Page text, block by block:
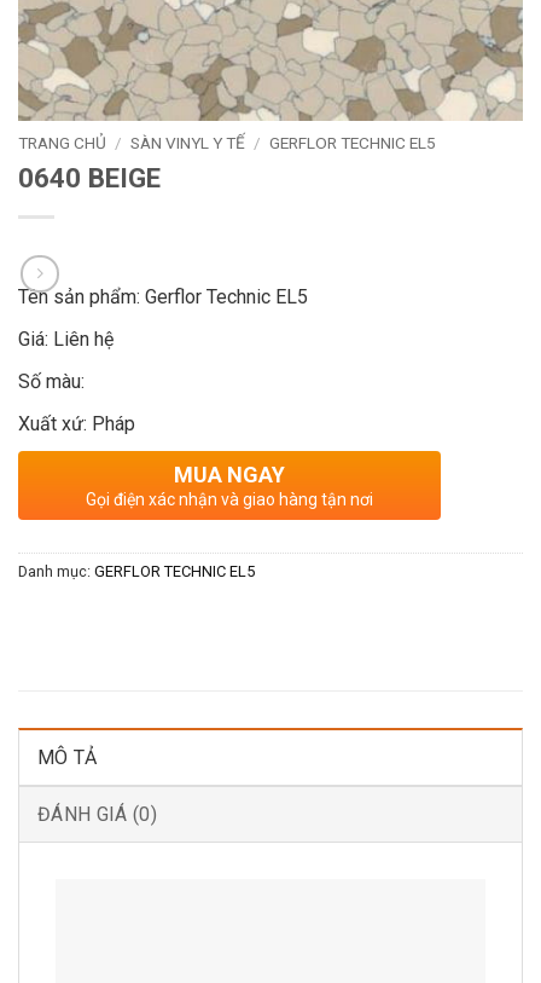
TRANG CHỦ / SÀN VINYL Y TẾ / GERFLOR TECHNIC EL5
0640 BEIGE
Tên sản phẩm: Gerflor Technic EL5
Giá: Liên hệ
Số màu:
Xuất xứ: Pháp
MUA NGAY
Gọi điện xác nhận và giao hàng tận nơi
Danh mục: GERFLOR TECHNIC EL5
MÔ TẢ
ĐÁNH GIÁ (0)